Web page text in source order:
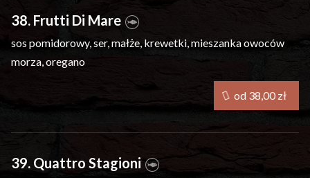
38. Frutti Di Mare
sos pomidorowy, ser, małże, krewetki, mieszanka owoców
morza, oregano
39. Quattro Stagioni